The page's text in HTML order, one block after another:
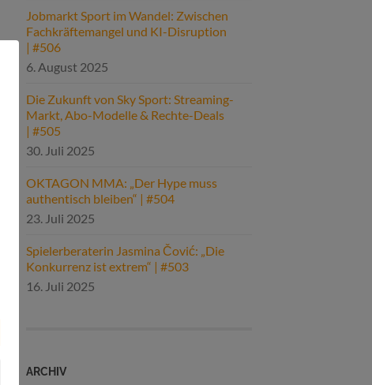
Jobmarkt Sport im Wandel: Zwischen
Fachkräftemangel und KI-Disruption
| #506
6. August 2025
Die Zukunft von Sky Sport: Streaming-
Markt, Abo-Modelle & Rechte-Deals
| #505
30. Juli 2025
OKTAGON MMA: „Der Hype muss
authentisch bleiben“ | #504
23. Juli 2025
Spielerberaterin Jasmina Čović: „Die
Konkurrenz ist extrem“ | #503
16. Juli 2025
ARCHIV